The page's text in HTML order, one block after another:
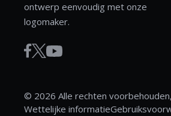
ontwerp eenvoudig met onze
logomaker.
© 2026 Alle rechten
Wettelijke informatie